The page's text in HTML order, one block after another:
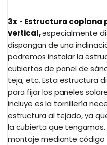
3x - Estructura coplana
vertical,especialmente
dispongan de una
podremos instalar la
cubiertas de panel de
teja, etc. Esta estructura
para fijar los paneles
incluye es la tornillería
estructura al tejado, ya
la cubierta que tengamos.
montaje mediante código